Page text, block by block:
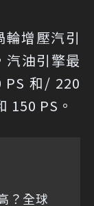
增壓汽引
汽油引擎最
PS 和/ 220
150 PS。
？全球